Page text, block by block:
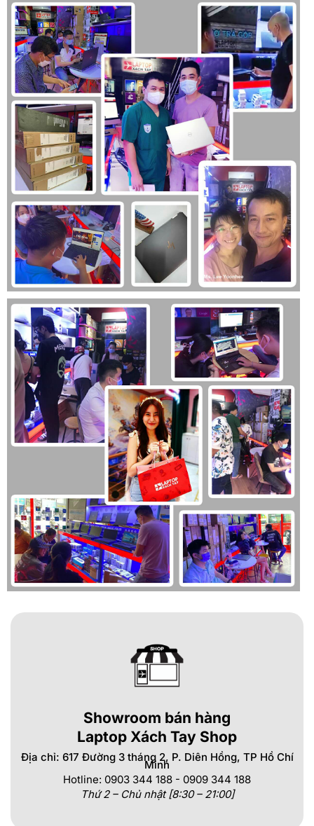
Showroom bán hàng
Laptop Xách Tay Shop
Địa chỉ: 617 Đường 3 tháng 2, P. Diên Hồng, TP Hồ Chí
Minh
Hotline: 0903 344 188 - 0909 344 188
Thứ 2 – Chủ nhật [8:30 – 21:00]